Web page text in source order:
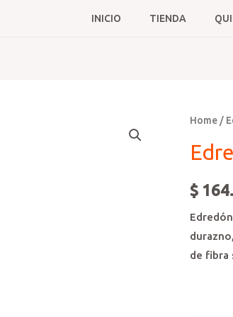
INICIO TIENDA
Home /
$
de fibra